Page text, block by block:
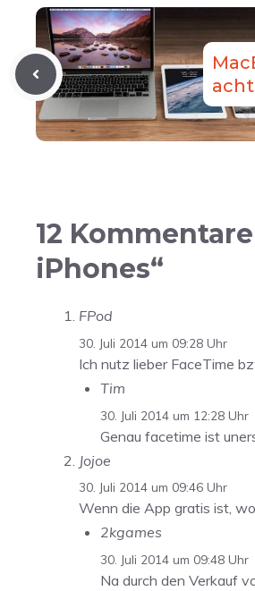
12
iPhones“
FPod
30. Juli 2014 um 09:28 Uhr
Ich nutz lieber FaceTime
Tim
30. Juli 2014 um 12:28 Uhr
Genau facetime ist
Jojoe
30. Juli 2014 um 09:46 Uhr
Wenn die App gratis ist,
2kgames
30. Juli 2014 um 09:48 Uhr
Na durch den Verkauf